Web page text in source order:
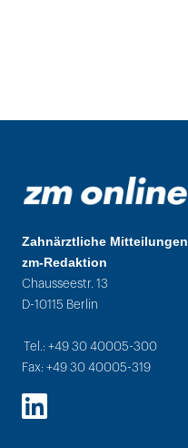
Zahnärztliche Mitteilungen
zm-Redaktion
Chausseestr. 13
D-10115 Berlin
Tel.: +49 30 40005-300
Fax: +49 30 40005-319
LinkedIn